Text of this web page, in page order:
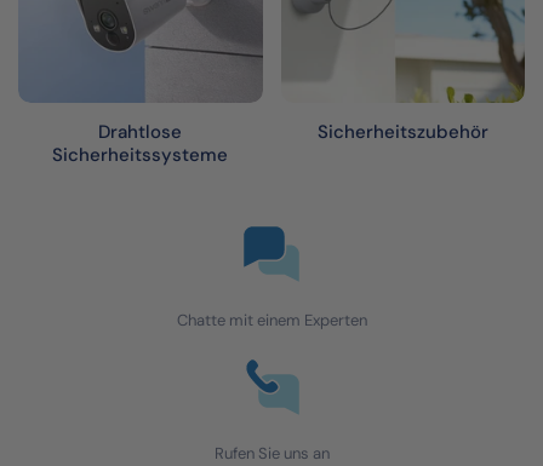
Drahtlose
Sicherheitssysteme
Sicherheitszubehör
Chatte mit einem Experten
Rufen Sie uns an